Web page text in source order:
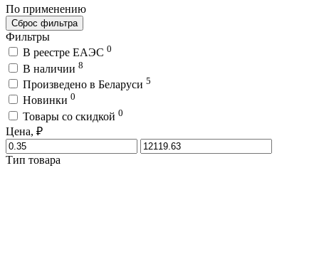
По применению
Сброс фильтра
Фильтры
В реестре ЕАЭС 0
В наличии 8
Произведено в Беларуси 5
Новинки 0
Товары со скидкой 0
Цена, ₽
Тип товара